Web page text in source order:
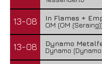
13-08
In Flames +
OM (OM (Seraing))
13-08
Dynamo
Dynamo